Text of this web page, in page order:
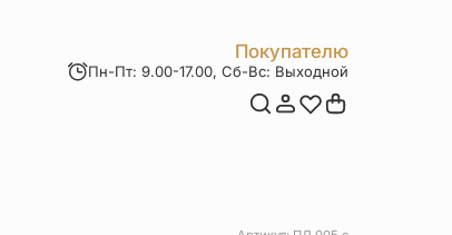
Покупателю
Пн-Пт: 9.00-17.00, Сб-Вс: Выходной